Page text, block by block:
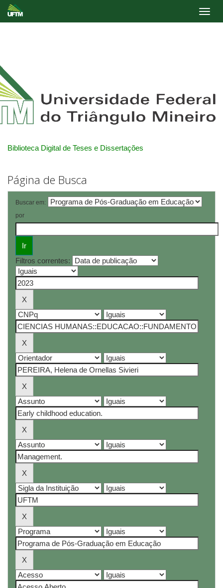
Biblioteca Digital de Teses e Dissertações
Página de Busca
Buscar em:
por
Filtros correntes: